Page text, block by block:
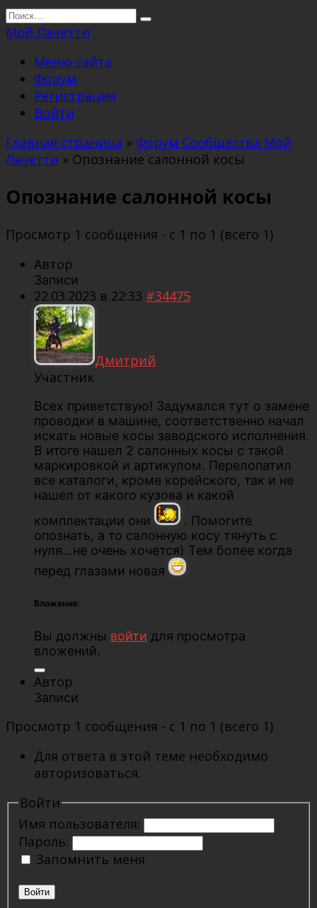
Перейти
к
Search
for:
Мой Лачетти
Меню сайта
Форум
Регистрация
Войти
Главная страница » Форум Сообщества Мой
Лачетти » Опознание салонной косы
Опознание салонной косы
Просмотр 1 сообщения - с 1 по 1 (всего 1)
Автор
Записи
22.03.2023 в 22:33 #34475
Дмитрий
Участник
Всех приветствую! Задумался тут о замене
проводки в машине, соответственно начал
искать новые косы заводского исполнения.
В итоге нашел 2 салонных косы с такой
маркировкой и артикулом. Перелопатил
все каталоги, кроме корейского, так и не
нашел от какого кузова и какой
комплектации они
. Помогите
опознать, а то салонную косу тянуть с
нуля…не очень хочется) Тем более когда
перед глазами новая
Вложения:
Вы должны войти для просмотра
вложений.
Автор
Записи
Просмотр 1 сообщения - с 1 по 1 (всего 1)
Для ответа в этой теме необходимо
авторизоваться.
Войти
Имя пользователя:
Пароль:
Запомнить меня
Войти